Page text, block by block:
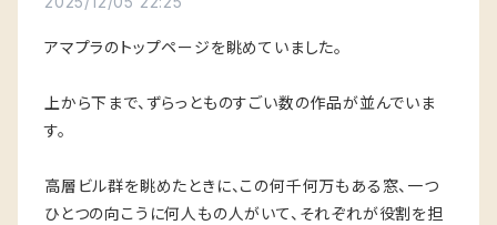
アマプラのトップページを眺めていました。
上から下まで、ずらっとものすごい数の作品が並んでいま
す。
高層ビル群を眺めたときに、この何千何万もある窓、一つ
ひとつの向こうに何人もの人がいて、それぞれが役割を担